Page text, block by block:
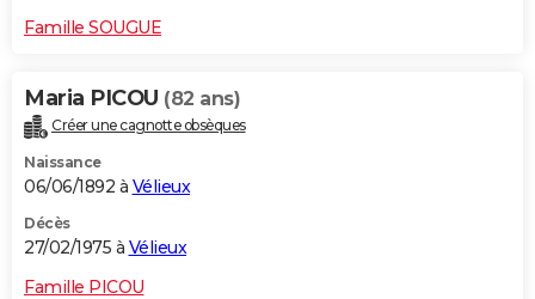
Famille SOUGUE
Maria PICOU (82 ans)
Créer une cagnotte obsèques
Naissance
06/06/1892 à Vélieux
Décès
27/02/1975 à Vélieux
Famille PICOU